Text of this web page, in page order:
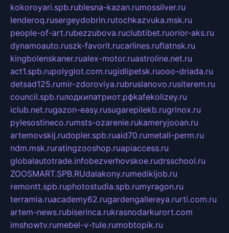
kokoroyari.spb.rublesna-kazan.rumossilver.ru
lenderoq.rusergeydobrin.rutochkazvuka.msk.ru
people-of-art.rubezzubova.ruclubtibet.ruorior-aks.ru
dynamoauto.ruszk-favorit.rucarlines.ruflatnsk.ru
kingbolenskaner.rualex-motor.ruastroline.net.ru
act1.spb.rupolyglot.com.rugidlipetsk.ruooo-driada.ru
detsad125.rumir-zdoroviya.rubruslanovo.rusiterem.ru
council.spb.ruлодкипатриот.рфkafekolizey.ru
iclub.net.rugazon-easy.rusugarepilekb.rugrinox.ru
pylesostineco.rumsts-ozarenie.rukameryjooan.ru
artemovskij.rudopler.spb.ruaid70.rumetall-perm.ru
ndm.msk.ruratingzooshop.ruapiaccess.ru
globalautotrade.infobezverhovskoe.rudrsschool.ru
ZOOSMART.SPB.RUdalakony.rumedikijob.ru
remontt.spb.ruphotostudia.spb.rumyragon.ru
terramia.ruacademy62.rugardengallereya.rurti.com.ru
artem-news.rubiserinca.rukrasnodarkurort.com
imshowtv.rumebel-v-tule.rumobtopik.ru